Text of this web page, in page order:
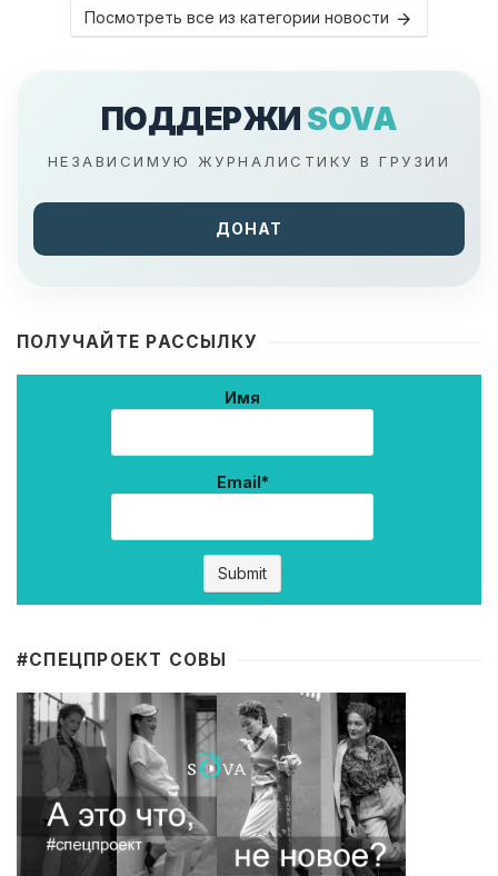
Посмотреть все из категории новости
ПОДДЕРЖИ SOVA
НЕЗАВИСИМУЮ ЖУРНАЛИСТИКУ В ГРУЗИИ
ДОНАТ
ПОЛУЧАЙТЕ РАССЫЛКУ
Имя
Email*
#CПЕЦПРОЕКТ СОВЫ